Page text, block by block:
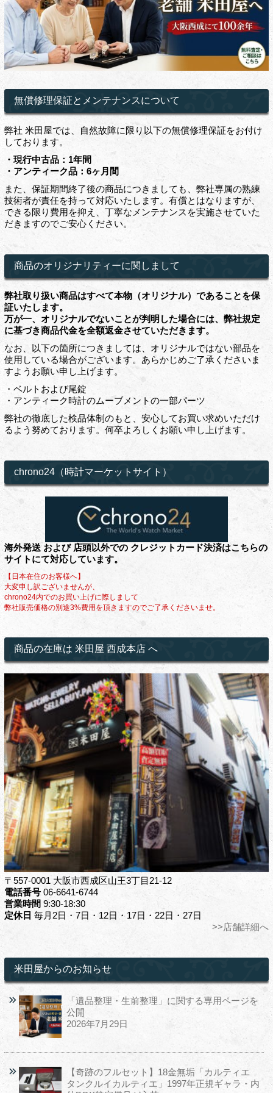
無償修理保証とメンテナンスについて
弊社 米田屋では、自然故障に限り以下の無償修理保証をお付け
しております。
・現行中古品：1年間
・アンティーク品：6ヶ月間
また、保証期間終了後の商品につきましても、弊社専属の熟練
技術者が責任を持って対応いたします。有償とはなりますが、
できる限り費用を抑え、丁寧なメンテナンスを実施させていた
だきますのでご安心ください。
商品のオリジナリティーに関しまして
弊社取り扱い商品はすべて本物（オリジナル）であることを保
証いたします。
万が一、オリジナルでないことが判明した場合には、弊社規定
に基づき商品代金を全額返金させていただきます。
なお、以下の箇所につきましては、オリジナルではない部品を
使用している場合がございます。あらかじめご了承くださいま
すようお願い申し上げます。
・ベルトおよび尾錠
・アンティーク時計のムーブメントの一部パーツ
弊社の徹底した検品体制のもと、安心してお買い求めいただけ
るよう努めております。何卒よろしくお願い申し上げます。
chrono24（時計マーケットサイト）
海外発送 および 店頭以外での クレジットカード決済はこちらの
サイトにて対応しています。
【日本在住のお客様へ】
大変申し訳ございませんが、
chrono24内でのお買い上げに際しまして
弊社販売価格の別途3%費用を頂きますのでご了承くださいませ。
商品の在庫は 米田屋 西成本店 へ
〒557-0001 大阪市西成区山王3丁目21-12
電話番号06-6641-6744
営業時間 9:30-18:30
定休日 毎月2日・7日・12日・17日・22日・27日
>>店舗詳細へ
米田屋からのお知らせ
「遺品整理・生前整理」に関する専用ページを
公開
2026年7月29日
【奇跡のフルセット】18金無垢「カルティエ
タンクルイカルティエ」1997年正規ギャラ・内